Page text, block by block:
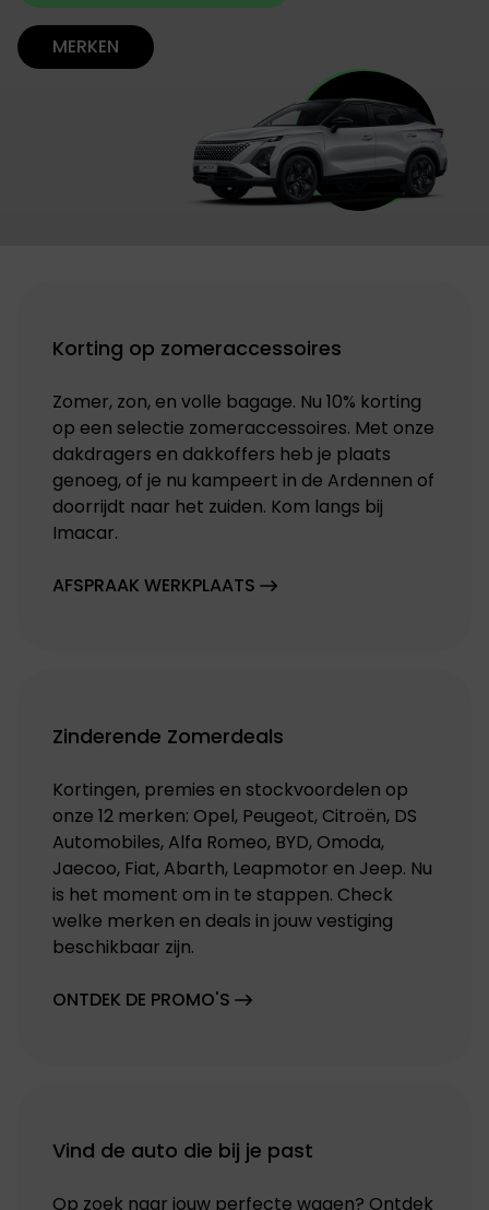
MERKEN
Korting op zomeraccessoires
Zomer, zon, en volle bagage. Nu 10% korting
op een selectie zomeraccessoires. Met onze
dakdragers en dakkoffers heb je plaats
genoeg, of je nu kampeert in de Ardennen of
doorrijdt naar het zuiden. Kom langs bij
Imacar.
AFSPRAAK WERKPLAATS
Zinderende Zomerdeals
Kortingen, premies en stockvoordelen op
onze 12 merken: Opel, Peugeot, Citroën, DS
Automobiles, Alfa Romeo, BYD, Omoda,
Jaecoo, Fiat, Abarth, Leapmotor en Jeep. Nu
is het moment om in te stappen. Check
welke merken en deals in jouw vestiging
beschikbaar zijn.
ONTDEK DE PROMO'S
Vind de auto die bij je past
Op zoek naar jouw perfecte wagen? Ontdek